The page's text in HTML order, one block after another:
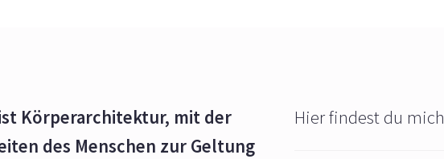
Körperarchitektur, mit der
des Menschen zur Geltung
Hier findest du mich